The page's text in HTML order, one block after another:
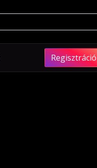
Regisztráció